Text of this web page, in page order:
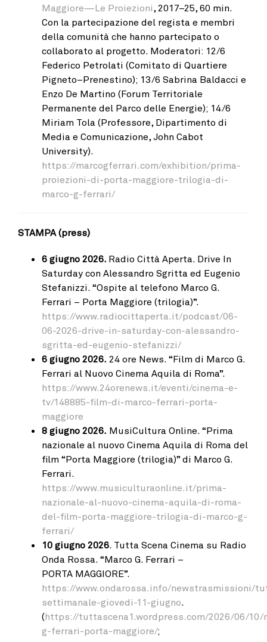
Maggiore—Le Proiezioni, 2017–25, 60 min.
Con la partecipazione del regista e membri
della comunità che hanno partecipato o
collaborato al progetto. Moderatori: 12/6
Federico Petrolati (Comitato di Quartiere
Pigneto–Prenestino); 13/6 Sabrina Baldacci e
Enzo De Martino (Forum Territoriale
Permanente del Parco delle Energie); 14/6
Miriam Tola (Professore, Dipartimento di
Media e Comunicazione, John Cabot
University).
https://marcogferrari.com/exhibition/prima-
proiezioni-di-porta-maggiore-trilogia-di-
marco-g-ferrari/
STAMPA (press)
6 giugno 2026. Radio Città Aperta. Drive In
Saturday con Alessandro Sgritta ed Eugenio
Stefanizzi. “Ospite al telefono Marco G.
Ferrari – Porta Maggiore (trilogia)”.
https://www.radiocittaperta.it/podcast/06-
06-2026-drive-in-saturday-con-alessandro-
sgritta-ed-eugenio-stefanizzi/
6 giugno 2026. 24 ore News. “Film di Marco G.
Ferrari al Nuovo Cinema Aquila di Roma”.
https://www.24orenews.it/eventi/cinema-e-
tv/148885-film-di-marco-ferrari-porta-
maggiore
8 giugno 2026. MusiCultura Online. “Prima
nazionale al nuovo Cinema Aquila di Roma del
film “Porta Maggiore (trilogia)” di Marco G.
Ferrari.
https://www.musiculturaonline.it/prima-
nazionale-al-nuovo-cinema-aquila-di-roma-
del-film-porta-maggiore-trilogia-di-marco-g-
ferrari/
10 giugno 2026. Tutta Scena Cinema su Radio
Onda Rossa. “Marco G. Ferrari –
PORTA MAGGIORE”.
https://www.ondarossa.info/newstrasmissioni/
settimanale-giovedi-11-giugno.
(https://tuttascena1.wordpress.com/2026/06/10/
g-ferrari-porta-maggiore/;